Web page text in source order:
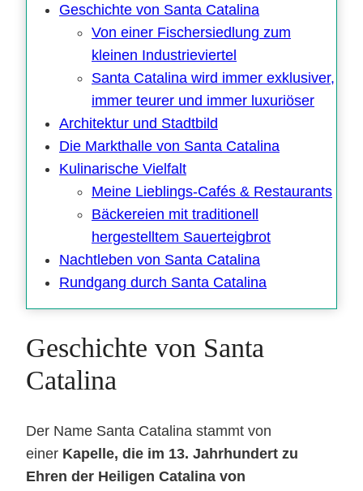
Geschichte von Santa Catalina
Von einer Fischersiedlung zum
kleinen Industrieviertel
Santa Catalina wird immer exklusiver,
immer teurer und immer luxuriöser
Architektur und Stadtbild
Die Markthalle von Santa Catalina
Kulinarische Vielfalt
Meine Lieblings-Cafés & Restaurants
Bäckereien mit traditionell
hergestelltem Sauerteigbrot
Nachtleben von Santa Catalina
Rundgang durch Santa Catalina
Geschichte von Santa
Catalina
Der Name Santa Catalina stammt von
einer Kapelle, die im 13. Jahrhundert zu
Ehren der Heiligen Catalina von